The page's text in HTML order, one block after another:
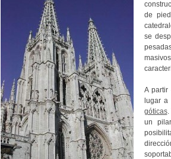
de
se
A partir
lugar
góticas.
un